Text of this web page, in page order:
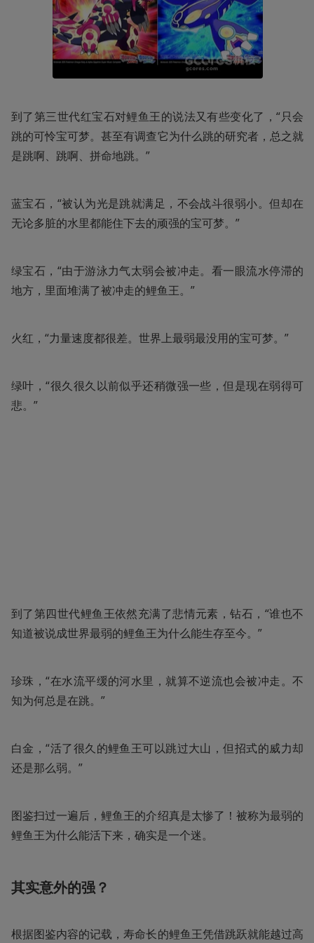
到了第三世代红宝石对鲤鱼王的说法又有些变化了，“只会
跳的可怜宝可梦。甚至有调查它为什么跳的研究者，总之就
是跳啊、跳啊、拼命地跳。”
蓝宝石，“被认为光是跳就满足，不会战斗很弱小。但却在
无论多脏的水里都能住下去的顽强的宝可梦。”
绿宝石，“由于游泳力气太弱会被冲走。看一眼流水停滞的
地方，里面堆满了被冲走的鲤鱼王。”
火红，“力量速度都很差。世界上最弱最没用的宝可梦。”
绿叶，“很久很久以前似乎还稍微强一些，但是现在弱得可
悲。”
到了第四世代鲤鱼王依然充满了悲情元素，钻石，“谁也不
知道被说成世界最弱的鲤鱼王为什么能生存至今。”
珍珠，“在水流平缓的河水里，就算不逆流也会被冲走。不
知为何总是在跳。”
白金，“活了很久的鲤鱼王可以跳过大山，但招式的威力却
还是那么弱。”
图鉴扫过一遍后，鲤鱼王的介绍真是太惨了！被称为最弱的
鲤鱼王为什么能活下来，确实是一个迷。
其实意外的强？
根据图鉴内容的记载，寿命长的鲤鱼王凭借跳跃就能越过高